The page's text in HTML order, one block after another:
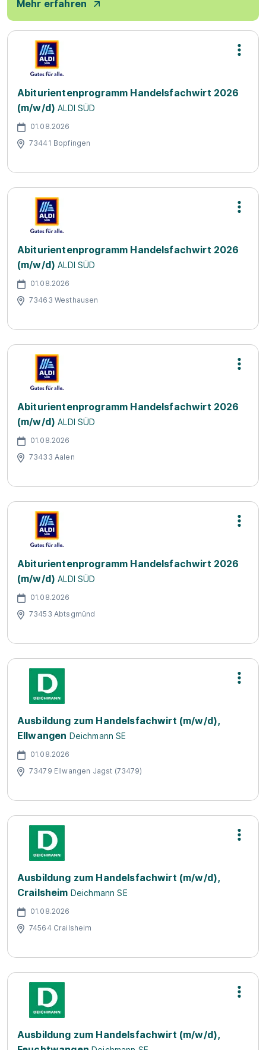
Mehr erfahren
Abiturientenprogramm Handelsfachwirt 2026
(m/w/d) ALDI SÜD
01.08.2026
73441 Bopfingen
Abiturientenprogramm Handelsfachwirt 2026
(m/w/d) ALDI SÜD
01.08.2026
73463 Westhausen
Abiturientenprogramm Handelsfachwirt 2026
(m/w/d) ALDI SÜD
01.08.2026
73433 Aalen
Abiturientenprogramm Handelsfachwirt 2026
(m/w/d) ALDI SÜD
01.08.2026
73453 Abtsgmünd
Ausbildung zum Handelsfachwirt (m/w/d),
Ellwangen Deichmann SE
01.08.2026
73479 Ellwangen Jagst (73479)
Ausbildung zum Handelsfachwirt (m/w/d),
Crailsheim Deichmann SE
01.08.2026
74564 Crailsheim
Ausbildung zum Handelsfachwirt (m/w/d),